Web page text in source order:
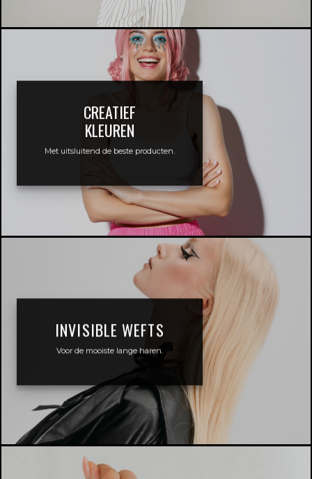
CREATIEF
KLEUREN
Met uitsluitend de beste producten.
INVISIBLE WEFTS
Voor de mooiste lange haren.